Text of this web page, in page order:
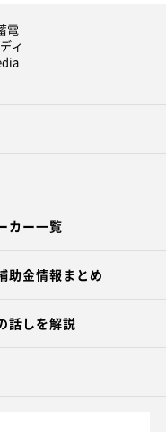
カー一覧
助金情報まとめ
話しを解説